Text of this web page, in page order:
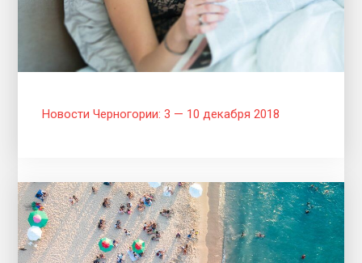
Новости Черногории: 3 — 10 декабря 2018